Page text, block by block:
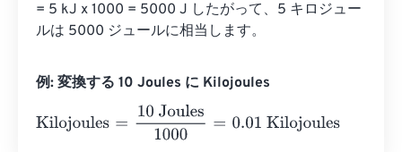
= 5 kJ x 1000 = 5000 J したがって、5 キロジュー
ルは 5000 ジュールに相当します。
例: 変換する 10 Joules に Kilojoules
Kilojoules
10 Joules1000= 0.01 Kilojoules